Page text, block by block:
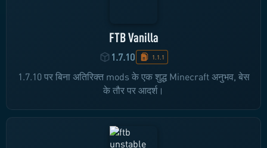
FTB Vanilla
1.7.10 1.1.1
1.7.10 पर बिना अतिरिक्त mods के एक शुद्ध Minecraft अनुभव, बेस
के तौर पर आदर्श।